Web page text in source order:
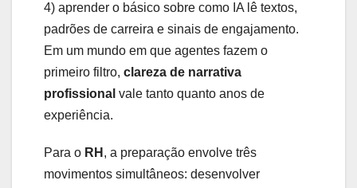
4) aprender o básico sobre como IA lê textos,
padrões de carreira e sinais de engajamento.
Em um mundo em que agentes fazem o
primeiro filtro, clareza de narrativa
profissional vale tanto quanto anos de
experiência.
Para o RH , a preparação envolve três
movimentos simultâneos: desenvolver